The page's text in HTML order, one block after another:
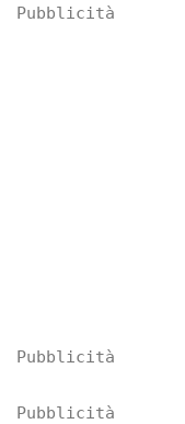
Pubblicità
Pubblicità
Pubblicità